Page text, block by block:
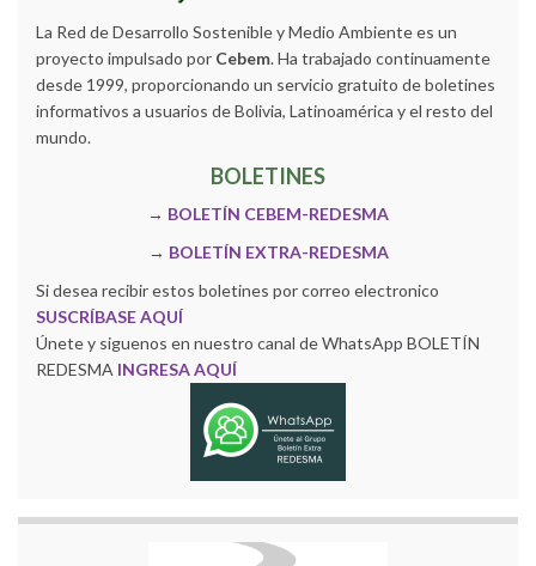
La Red de Desarrollo Sostenible y Medio Ambiente es un
proyecto impulsado por Cebem. Ha trabajado continuamente
desde 1999, proporcionando un servicio gratuito de boletines
informativos a usuarios de Bolivia, Latinoamérica y el resto del
mundo.
BOLETINES
→ BOLETÍN CEBEM-REDESMA
→ BOLETÍN EXTRA-REDESMA
Si desea recibir estos boletines por correo electronico
SUSCRÍBASE AQUÍ
Únete y siguenos en nuestro canal de WhatsApp BOLETÍN
REDESMA INGRESA AQUÍ